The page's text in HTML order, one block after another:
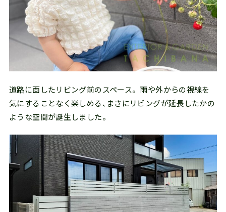
道路に面したリビング前のスペース。雨や外からの視線を
気にすることなく楽しめる､まさにリビングが延長したかの
ような空間が誕生しました。